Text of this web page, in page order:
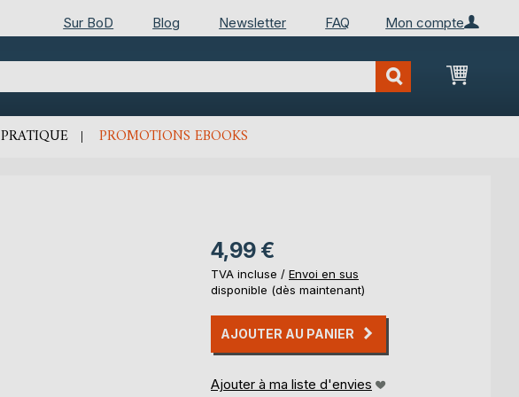
Mon compte
Sur BoD Blog Newsletter FAQ
Mon
PRATIQUE PROMOTIONS EBOOKS
4,99 €
TVA incluse / Envoi en sus
disponible (dès maintenant)
AJOUTER AU PANIER
Ajouter à ma liste d'envies